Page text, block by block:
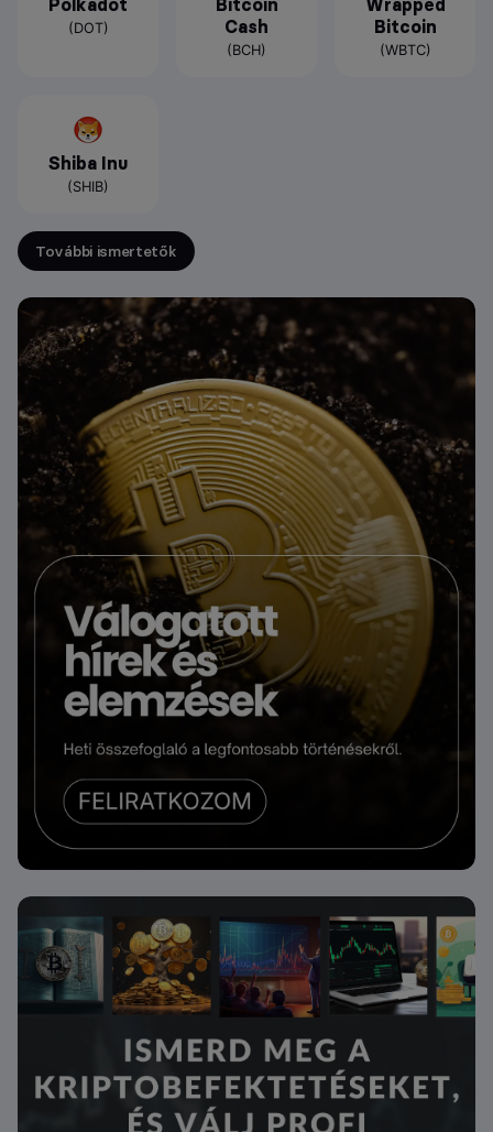
(DOT)
Cash
(BCH)
Bitcoin
(WBTC)
Shiba Inu
(SHIB)
További ismertetők